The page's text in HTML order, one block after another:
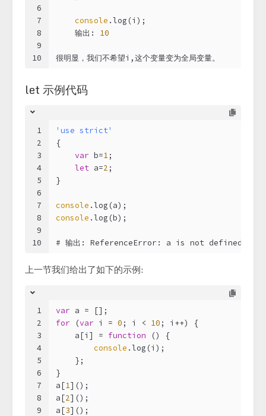
6
7
8
9
10
console .log(i);
    输出:
10
很明显，我们不希望i,这个变量变为全局变量。
let 示例代码
1
2
3
4
5
6
7
8
9
10
'use strict'
{
var b=1;
let a=2 ;
}
console .log(a);
console .log(b);
# 输出: ReferenceError: a is not defined
上一节我们给出了如下的示例:
1
2
3
4
5
6
7
8
9
var a = [];
for (var i = 0 ; i < 10 ; i++) {
    a[i] =
function ()
{
console .log(i);
    };
}
a[1]();
a[2]();
a[3]();